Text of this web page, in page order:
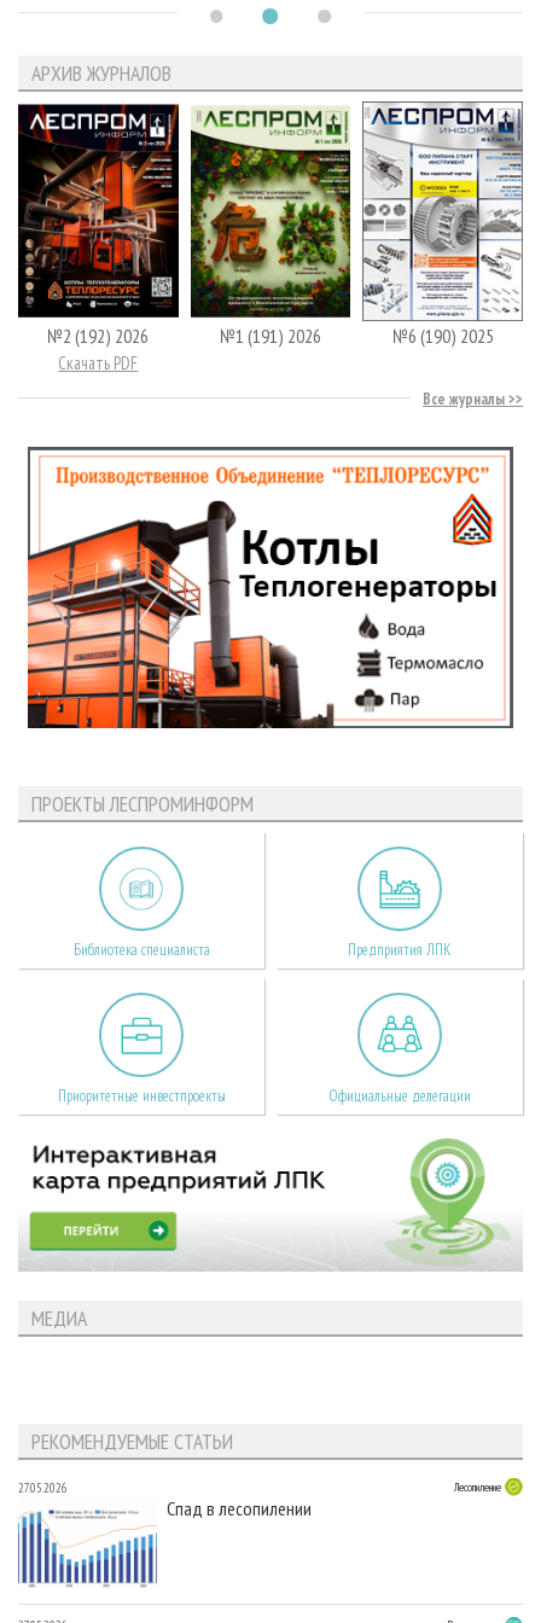
АРХИВ ЖУРНАЛОВ
№2 (192) 2026
Скачать PDF
№1 (191) 2026 №6 (190) 2025
Все журналы
ПРОЕКТЫ ЛЕСПРОМИНФОРМ
Библиотека специалиста Предприятия ЛПК
Приоритетные инвестпроекты Официальные делегации
МЕДИА
РЕКОМЕНДУЕМЫЕ СТАТЬИ
27.05.2026 Лесопиление
Спад в лесопилении